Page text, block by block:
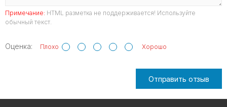
Примечание: HTML разметка не поддерживается! Используйте
обычный текст.
Оценка: Плохо Хорошо
Отправить отзыв